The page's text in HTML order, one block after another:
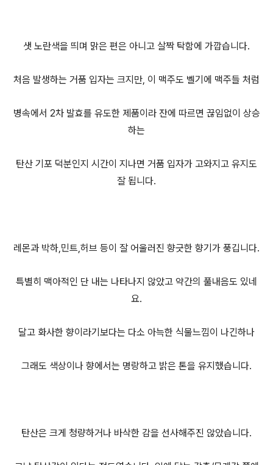
샛 노란색을 띄며 맑은 편은 아니고 살짝 탁함에 가깝습니다.
처음 발생하는 거품 입자는 크지만, 이 맥주도 벨기에 맥주들 처럼
병속에서 2차 발효를 유도한 제품이라 잔에 따르면 끊임없이 상승
하는
탄산 기포 덕분인지 시간이 지나면 거품 입자가 고와지고 유지도
잘 됩니다.
레몬과 박하,민트,허브 등이 잘 어울러진 향긋한 향기가 풍깁니다.
특별히 맥아적인 단 내는 나타나지 않았고 약간의 풀내음도 있네
요.
달고 화사한 향이라기보다는 다소 아늑한 식물느낌이 나긴하나
그래도 색상이나 향에서는 명랑하고 밝은 톤을 유지했습니다.
탄산은 크게 청량하거나 바삭한 감을 선사해주진 않았습니다.